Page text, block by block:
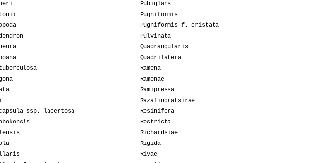
ssp. lacertosa
Pubiglans
Pugniformis
Pugniformis f. cristata
Pulvinata
Quadrangularis
Quadrilatera
Ramena
Ramenae
Ramipressa
Razafindratsirae
Resinifera
Restricta
Richardsiae
Rigida
Rivae